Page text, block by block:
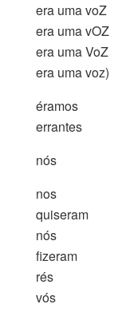
era uma voZ
era uma vOZ
era uma VoZ
era uma voz)
éramos
errantes
nós
nos
quiseram
nós
fizeram
rés
vós